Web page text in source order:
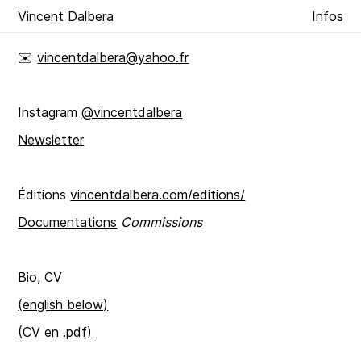
Infos
Vincent Dalbera
✉️vincentdalbera@yahoo.fr
Instagram@vincentdalbera
Newsletter
Éditionsvincentdalbera.com/editions/
Documentations Commissions
Bio, CV
(english below)
(CV en .pdf)